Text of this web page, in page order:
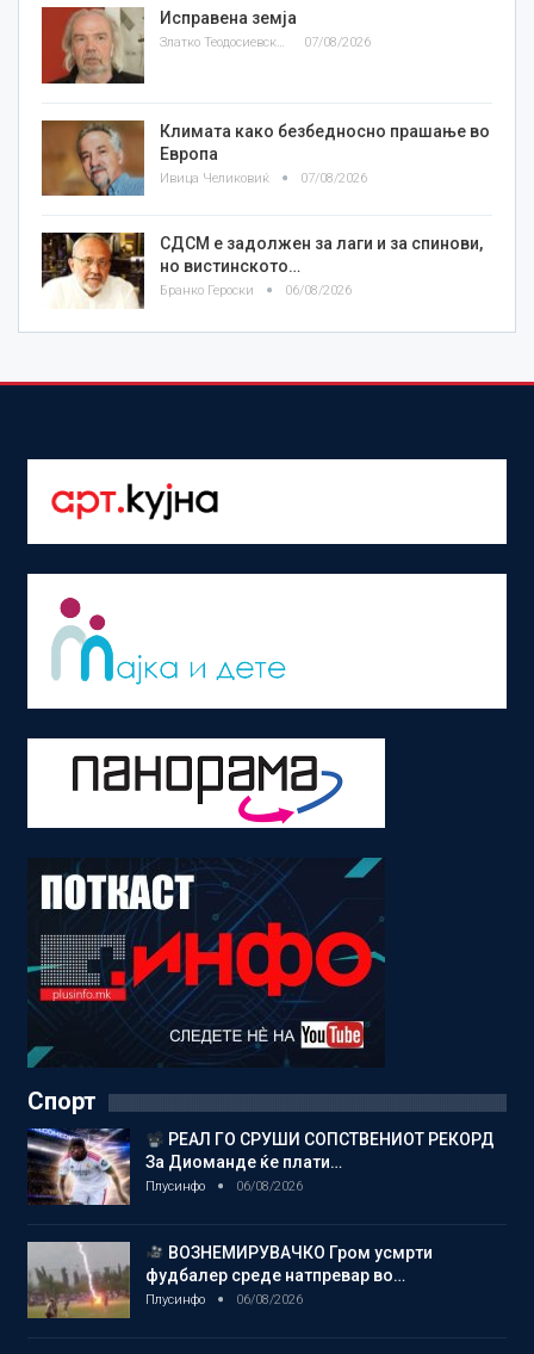
Исправена земја
Златко Теодосиевски 07/08/2026
Климата како безбедносно прашање во
Европа
Ивица Челиковиќ 07/08/2026
СДСМ е задолжен за лаги и за спинови,
но вистинското…
Бранко Героски 06/08/2026
Спорт
РЕАЛ ГО СРУШИ СОПСТВЕНИОТ РЕКОРД
За Диоманде ќе плати…
Плусинфо 06/08/2026
ВОЗНЕМИРУВАЧКО Гром усмрти
фудбалер среде натпревар во…
Плусинфо 06/08/2026